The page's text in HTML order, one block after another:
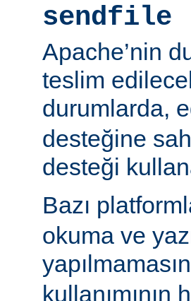
sendfile
Apache’nin
teslim
durumlarda,
desteğine
desteği
Bazı
okuma ve
kullanımının